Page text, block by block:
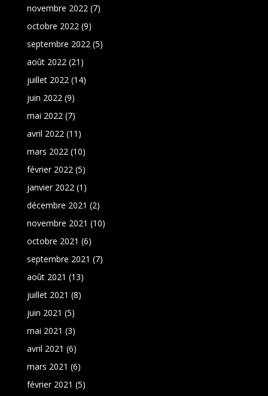
novembre 2022(7)
octobre 2022(9)
septembre 2022(5)
août 2022(21)
juillet 2022(14)
juin 2022(9)
mai 2022(7)
avril 2022(11)
mars 2022(10)
février 2022(5)
janvier 2022(1)
décembre 2021 (2)
novembre 2021 (10)
octobre 2021 (6)
septembre 2021 (7)
août 2021 (13)
juillet 2021 (8)
juin 2021 (5)
mai 2021 (3)
avril 2021 (6)
mars 2021 (6)
février 2021 (5)